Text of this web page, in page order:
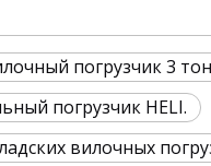
погрузчик 3
погрузчик HELI.
вилочных